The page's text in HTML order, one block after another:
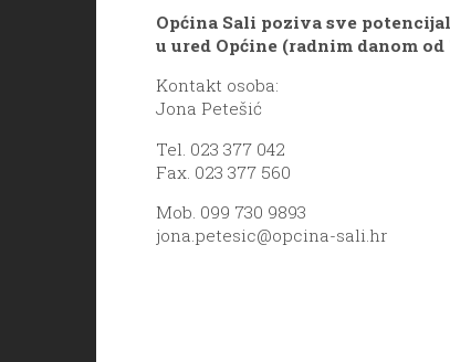
Općina Sali poziva sve
u ured Općine (radnim danom
Kontakt osoba:
Jona Petešić
Tel. 023 377 042
Fax. 023 377 560
Mob. 099 730 9893
jona.petesic@opcina-sali.hr